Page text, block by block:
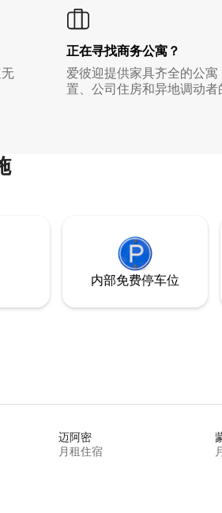
正在寻找商务公寓？
爱彼迎提供家具齐全的公
置、公司住房和异地调动者
内部免费停车位
迈阿密
月租住宿